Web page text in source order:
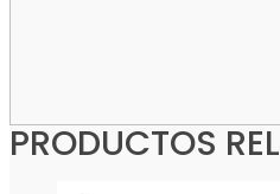
PRODUCTOS